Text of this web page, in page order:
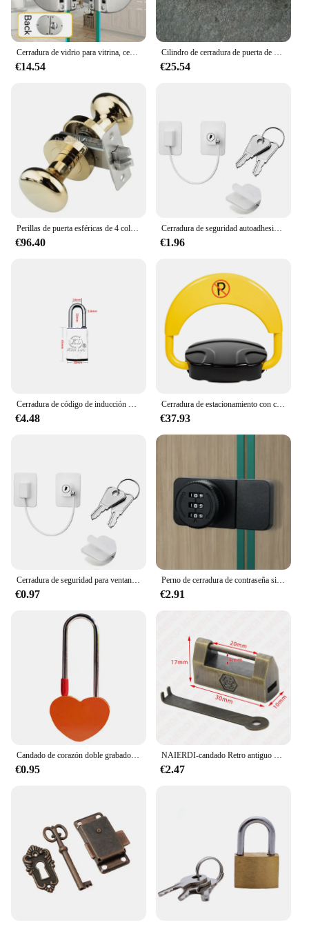
€14.54 €25.54
€96.40
Cerradura de seguridad autoadhesiva para ventana, bloqueo limitador de Cable de ventana para niños, sin perforación 2 llaves, fácil de usar, cerradura de puerta de refrigerador
€1.96
€4.48
Cerradura de estacionamiento con control remoto (motor pequeño de carcasa nueva circular sin batería) con tira reflectante
€37.93
€0.97
Perno de cerradura de contraseña sin agujeros, pestillo de puerta de aleación de aluminio, cerradura de puerta de vidrio de doble apertura, vitrina de tienda, caja de jaula de gato para mascotas
€2.91
Candado de corazón doble grabado de acero de aleación de amor compacto sin llave, candado de deseos, regalo del Día de San Valentín aniversario
€0.95
NAIERDI-candado Retro antiguo decorativo, candado chino Vintage, Mini candados con llave para caja de almacenamiento de joyería pequeña de madera
€2.47